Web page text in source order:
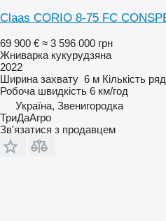
Claas CORIO 8-75 FC
69 900 € ≈ 3 596 000 грн
Жниварка кукурудзяна
2022
Ширина захвату 6 м Кількість
Робоча швидкість 6 км/год
Україна, Звенигородка
ТриДаАгро
Зв'язатися з продавцем